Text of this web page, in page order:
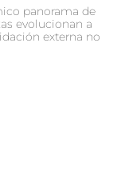
panorama de
evolucionan a
externa no